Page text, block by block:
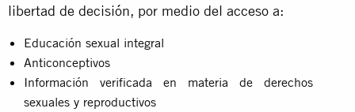
libertad de decisión, por medio del acceso a:
Educación sexual integral
Anticonceptivos
Información verificada en materia de derechos
sexuales y reproductivos